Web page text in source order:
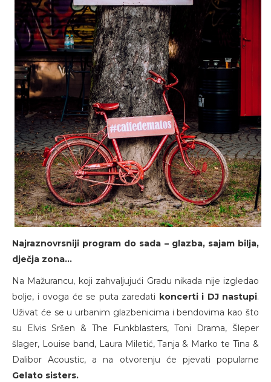
Najraznovrsniji program do sada – glazba, sajam bilja,
dječja zona…
Na Mažurancu, koji zahvaljujući Gradu nikada nije izgledao
bolje, i ovoga će se puta zaredati koncerti i DJ nastupi.
Uživat će se u urbanim glazbenicima i bendovima kao što
su Elvis Sršen & The Funkblasters, Toni Drama, Šleper
šlager, Louise band, Laura Miletić, Tanja & Marko te Tina &
Dalibor Acoustic, a na otvorenju će pjevati popularne
Gelato sisters.